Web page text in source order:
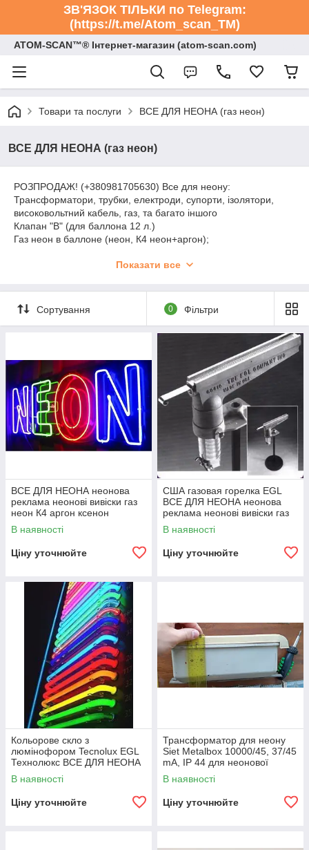
ЗВ'ЯЗОК ТІЛЬКИ по Telegram:
(https://t.me/Atom_scan_TM)
ATOM-SCAN™® Інтернет-магазин (atom-scan.com)
Товари та послуги ВСЕ ДЛЯ НЕОНА (газ неон)
ВСЕ ДЛЯ НЕОНА (газ неон)
РОЗПРОДАЖ! (+380981705630) Все для неону:
Трансформатори, трубки, електроди, супорти, ізолятори,
високовольтний кабель, газ, та багато іншого
Клапан "В" (для баллона 12 л.)
Газ неон в баллоне (неон, К4 неон+аргон);
Трансформаторы для неона
Бессвинцовые трубки TECNOLUX
Показати все
Сортування 0 Фільтри
ВСЕ ДЛЯ НЕОНА неонова
реклама неонові вивіски газ
неон К4 аргон ксенон
В наявності
Ціну уточнюйте
США газовая горелка EGL
ВСЕ ДЛЯ НЕОНА неонова
реклама неонові вивіски газ
неон К4 ксенон електроди
пальник
В наявності
Ціну уточнюйте
Кольорове скло з
люмінофором Tecnolux EGL
Технолюкс ВСЕ ДЛЯ НЕОНА
неонова реклама неонові
вивіски газ неон К4
В наявності
Ціну уточнюйте
Трансформатор для неону
Siet Metalbox 10000/45, 37/45
mA, IP 44 для неонової
реклами неонових ламп ДЛЯ
НЕОНА
В наявності
Ціну уточнюйте